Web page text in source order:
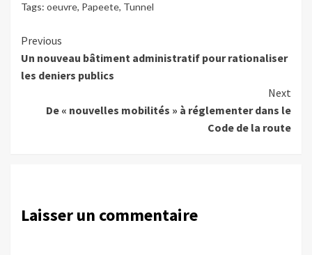
Tags: oeuvre, Papeete, Tunnel
Continue
Reading
Previous
Un nouveau bâtiment administratif pour rationaliser
les deniers publics
Next
De « nouvelles mobilités » à réglementer dans le
Code de la route
Laisser un commentaire